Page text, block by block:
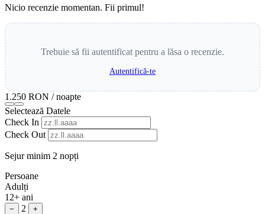
Nicio recenzie momentan. Fii primul!
Trebuie să fii autentificat pentru a lăsa o recenzie.
Autentifică-te
1.250 RON / noapte
Selectează Datele
Check In
Check Out
Sejur minim 2 nopți
Persoane
Adulți
12+ ani
− 2 +